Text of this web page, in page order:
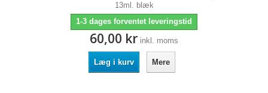
13ml. blæk
1-3 dages forventet leveringstid
60,00 kr inkl. moms
Læg i kurv Mere